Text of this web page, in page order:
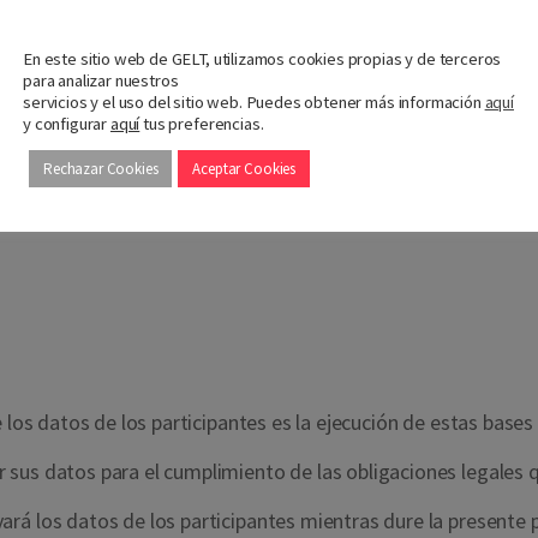
los ganadores).
del producto promocionado.
de la publicación de su condición de ganador o en
datos de los participantes es la ejecución de estas bases
sus datos para el cumplimiento de las obligaciones legales
los datos de los participantes mientras dure la
En este sitio web de GELT, utilizamos cookies propias y de terceros
para analizar nuestros
servicios y el uso del sitio web. Puedes obtener más información aquí
y configuraraquítus preferencias.
Rechazar Cookies Aceptar Cookies